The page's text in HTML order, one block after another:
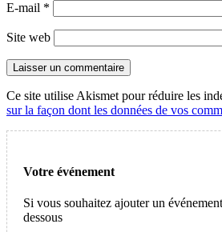
E-mail *
Site web
Ce site utilise Akismet pour réduire les
sur la façon dont les données de vos
Votre événement
Si vous souhaitez ajouter un
dessous